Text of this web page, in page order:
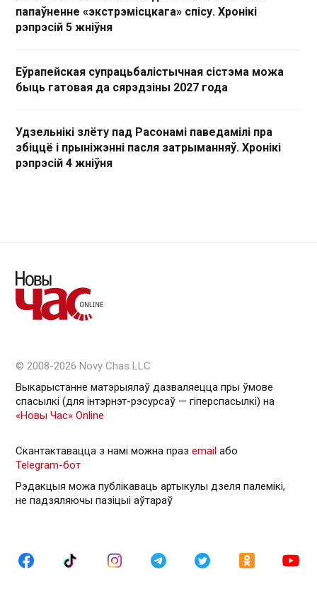
папаўненне «экстрэмісцкага» спісу. Хронікі
рэпрэсій 5 жніўня
Еўрапейская супрацьбалістычная сістэма можа
быць гатовая да сярэдзіны 2027 года
Удзельнікі злёту пад Расонамі паведамілі пра
збіццё і прыніжэнні пасля затрыманняў. Хронікі
рэпрэсій 4 жніўня
© 2008-2026 Novy Chas LLC
Выкарыстанне матэрыялаў дазваляецца пры ўмове
спасылкі (для інтэрнэт-рэсурсаў — гiперспасылкi) на
«Новы Час» Online
Скантактавацца з намі можна праз email або
Telegram-бот
Рэдакцыя можа публікаваць артыкулы дзеля палемікі,
не падзяляючы пазіцыі аўтараў